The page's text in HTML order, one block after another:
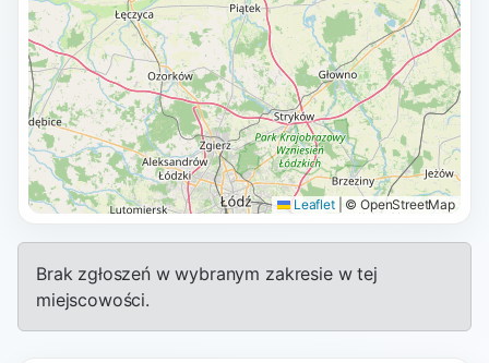
Leaflet © OpenStreetMap
Brak zgłoszeń w wybranym zakresie w tej
miejscowości.